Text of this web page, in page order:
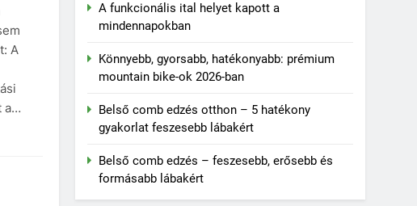
A
a…
A funkcionális ital helyet kapott a
mindennapokban
Könnyebb, gyorsabb, hatékonyabb: prémium
mountain bike-ok 2026-ban
Belső comb edzés otthon – 5 hatékony
gyakorlat feszesebb lábakért
Belső comb edzés – feszesebb, erősebb és
formásabb lábakért